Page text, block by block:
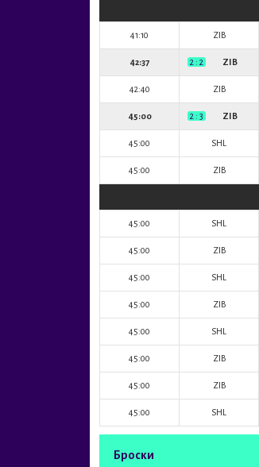
41:10 ZIB
42:37 2 : 2 ZIB
42:40 ZIB
45:00 2 : 3 ZIB
45:00 SHL
45:00 ZIB
45:00 SHL
45:00 ZIB
45:00 SHL
45:00 ZIB
45:00 SHL
45:00 ZIB
45:00 ZIB
45:00 SHL
Броски